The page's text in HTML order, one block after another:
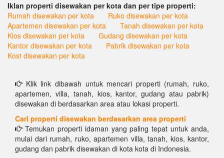
Iklan properti disewakan per kota dan per tipe properti:
Rumah disewakan per kota
Ruko disewakan per kota
Apartemen disewakan per kota
Tanah disewakan per kota
Kios disewakan per kota
Gudang disewakan per kota
Kantor disewakan per kota
Pabrik disewakan per kota
Kost disewakan per kota
Klik link dibawah untuk mencari properti (rumah, ruko,
apartemen, villa, tanah, kios, kantor, gudang atau pabrik)
disewakan di berdasarkan area atau lokasi properti.
Cari properti disewakan berdasarkan area properti
Temukan properti idaman yang paling tepat untuk anda,
mulai dari rumah, ruko, apartemen villa, tanah, kios, kantor,
gudang dan pabrik disewakan di kota kota di Indonesia.